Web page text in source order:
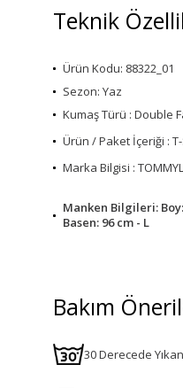
Teknik
Ürün Kodu: 88322_01
Sezon: Yaz
Kumaş Türü : Double
Ürün / Paket İçeriği :
Marka Bilgisi :
Manken Bilgileri: Boy:
Basen: 96 cm - L
Bakım
30 Derecede